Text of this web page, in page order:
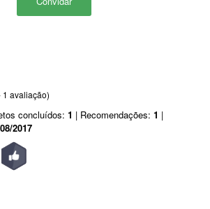
1 avaliação)
concluídos: 1 | Recomendações: 1 |
2017